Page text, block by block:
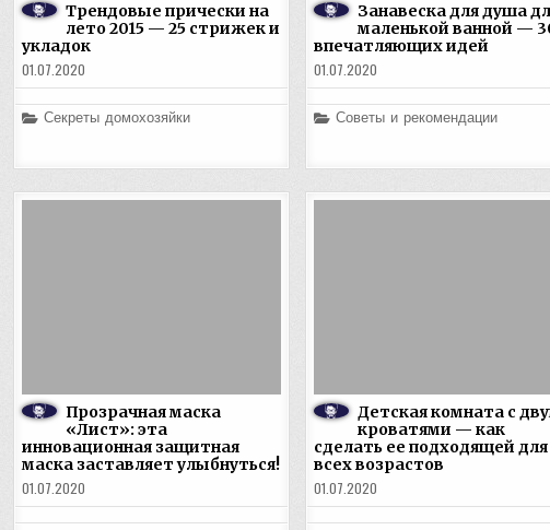
Трендовые прически на
лето 2015 — 25 стрижек и
укладок
01.07.2020
Posted
Секреты домохозяйки
Занавеска для душа
маленькой ванной —
впечатляющих идей
01.07.2020
Posted
Советы и рекомендации
Прозрачная маска
«Лист»: эта
инновационная защитная
маска заставляет улыбнуться!
01.07.2020
Детская комната с
кроватями — как
сделать ее подходящей для
всех возрастов
01.07.2020